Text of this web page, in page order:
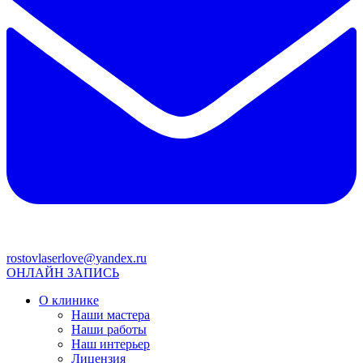
rostovlaserlove@yandex.ru
ОНЛАЙН ЗАПИСЬ
О клинике
Наши мастера
Наши работы
Наш интерьер
Лицензия